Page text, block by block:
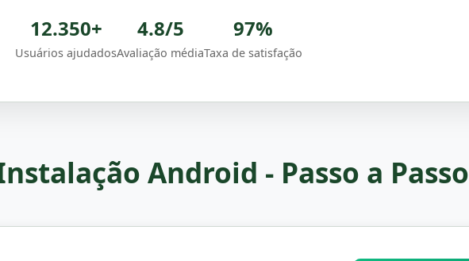
12.350+
Usuários ajudados
4.8/5
Avaliação média
97%
Taxa de satisfação
Android - Passo a Passo